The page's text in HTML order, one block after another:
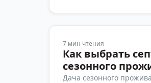
7 мин чтения
Как выбрать
сезонного
Дача сезонного